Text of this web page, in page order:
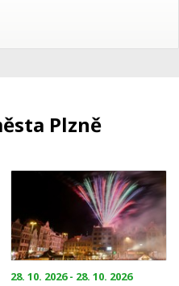
Plzně
28. 10. 2026 - 28. 10. 2026